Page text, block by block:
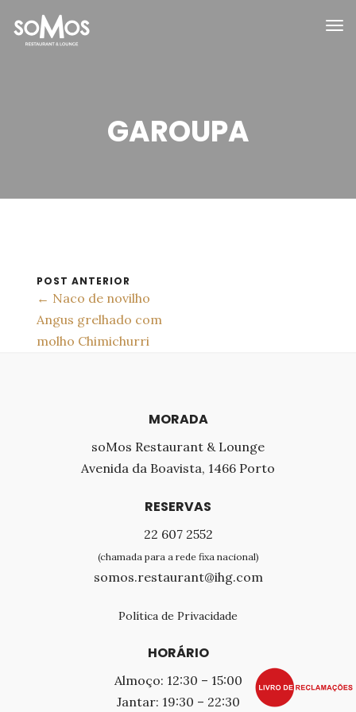
GAROUPA
POST ANTERIOR
← Naco de novilho
Angus grelhado com
molho Chimichurri
MORADA
soMos Restaurant & Lounge
Avenida da Boavista, 1466 Porto
RESERVAS
22 607 2552
(chamada para a rede fixa nacional)
somos.restaurant@ihg.com
Política de Privacidade
HORÁRIO
Almoço: 12:30 – 15:00
Jantar: 19:30 – 22:30